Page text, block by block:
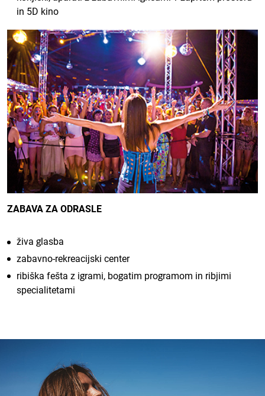
in 5D kino
ZABAVA ZA ODRASLE
živa glasba
zabavno-rekreacijski center
ribiška fešta z igrami, bogatim programom in ribjimi
specialitetami